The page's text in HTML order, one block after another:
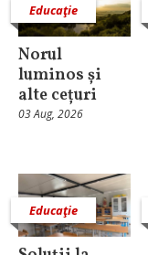
Educaţie
Norul
luminos și
alte cețuri
03 Aug, 2026
Educaţie